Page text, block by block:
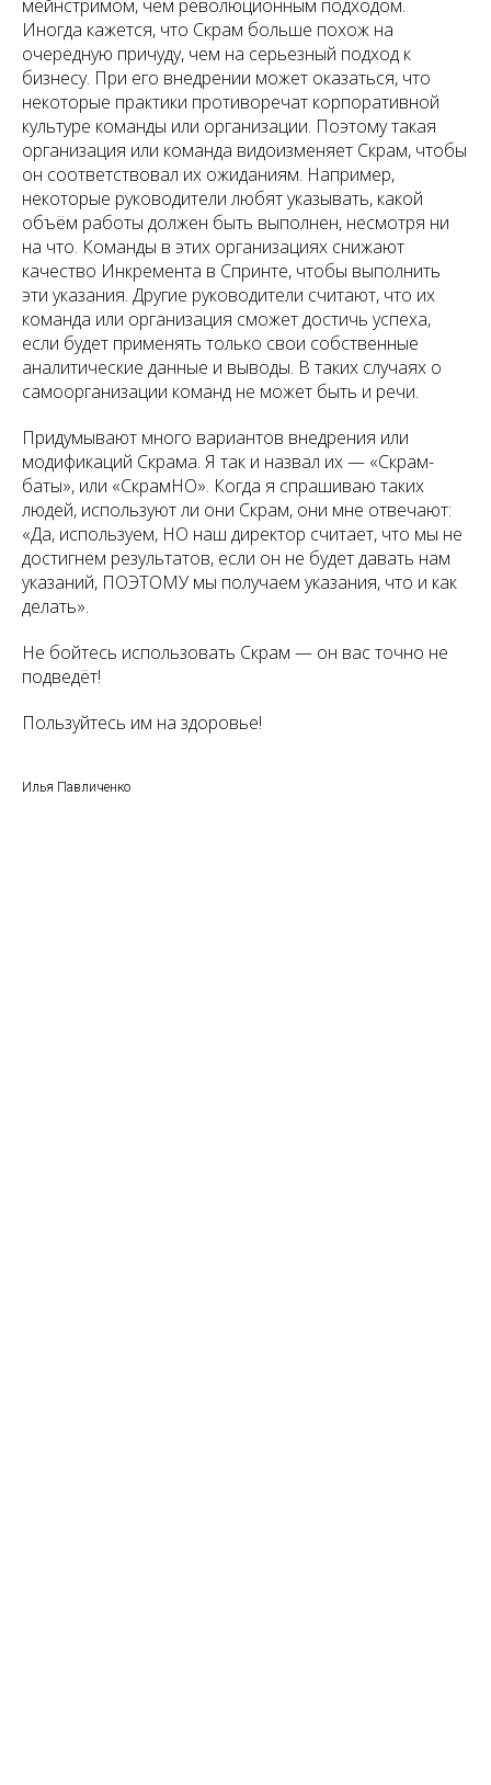
мейнстримом, чем революционным подходом.
Иногда кажется, что Скрам больше похож на
очередную причуду, чем на серьезный подход к
бизнесу. При его внедрении может оказаться, что
некоторые практики противоречат корпоративной
культуре команды или организации. Поэтому такая
организация или команда видоизменяет Скрам, чтобы
он соответствовал их ожиданиям. Например,
некоторые руководители любят указывать, какой
объём работы должен быть выполнен, несмотря ни
на что. Команды в этих организациях снижают
качество Инкремента в Спринте, чтобы выполнить
эти указания. Другие руководители считают, что их
команда или организация сможет достичь успеха,
если будет применять только свои собственные
аналитические данные и выводы. В таких случаях о
самоорганизации команд не может быть и речи.
Придумывают много вариантов внедрения или
модификаций Скрама. Я так и назвал их — «Скрам-
баты», или «СкрамНО». Когда я спрашиваю таких
людей, используют ли они Скрам, они мне отвечают:
«Да, используем, НО наш директор считает, что мы не
достигнем результатов, если он не будет давать нам
указаний, ПОЭТОМУмы получаем указания, что и как
делать».
Не бойтесь использовать Скрам — он вас точно не
подведёт!
Пользуйтесь им на здоровье!
Илья Павличенко